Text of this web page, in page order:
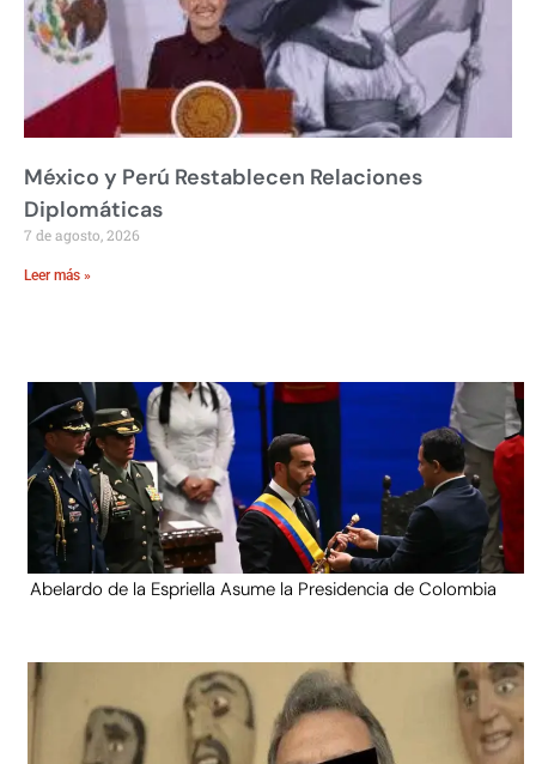
México y Perú Restablecen Relaciones
Diplomáticas
7 de agosto, 2026
Leer más »
Abelardo de la Espriella Asume la Presidencia de Colombia